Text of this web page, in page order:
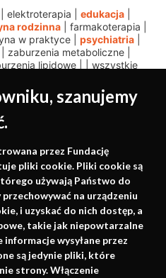
szanujemy
przez Fundację
pliki cookie. Pliki cookie są
używają Państwo do
na urządzeniu
i uzyskać do nich dostęp, a
takie jak niepowtarzalne
wysyłane przez
są jedynie pliki, które
strony. Włączenie
elektroterapia edukacja
rodzinna farmakoterapia
w praktyce psychiatria
zaburzenia metaboliczne
lipidowe| wszystkie
oparta na
e-learning, wydawnictwo